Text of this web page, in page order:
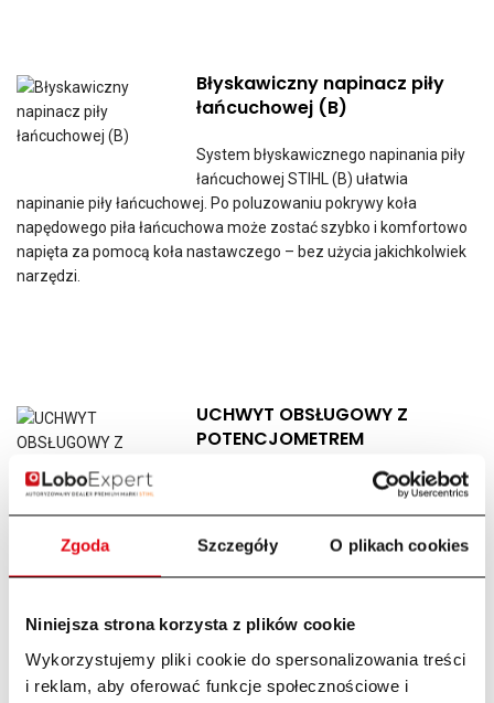
Zgoda Szczegóły O plikach cookies
Niniejsza strona korzysta z plików cookie
Wykorzystujemy pliki cookie do spersonalizowania treści
i reklam, aby oferować funkcje społecznościowe i
Błyskawiczny napinacz piły
łańcuchowej (B)
System błyskawicznego napinania piły
łańcuchowej STIHL (B) ułatwia
napinanie piły łańcuchowej. Po poluzowaniu pokrywy koła
napędowego piła łańcuchowa może zostać szybko i komfortowo
napięta za pomocą koła nastawczego – bez użycia jakichkolwiek
narzędzi.
UCHWYT OBSŁUGOWY Z
POTENCJOMETREM
WYGODNA OBSŁUGA. Możesz użyć
potencjometru do płynnej regulacji prędkości pilarki, a tym samym
łatwo kontrolować i odpowiednio sterować mocą.
Obsługa oburęczna
Specjalnie uformowany uchwyt przedni